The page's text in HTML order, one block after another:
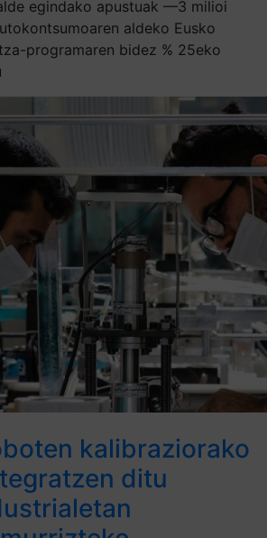
egindako apustuak —3 milioi
aldeko Eusko
programaren bidez % 25eko
kalibraziorako
ditu